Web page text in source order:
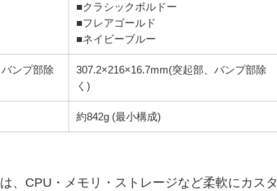
■クラシックボルドー
■フレアゴールド
■ネイビーブルー
ンプ部除
307.2×216×16.7mm(突起部、バンプ部除
く)
約842g (最小構成)
、CPU・メモリ・ストレージなど柔軟にカスタ